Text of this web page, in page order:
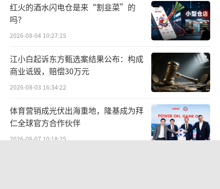
在夏东看来，新加坡健身渗透率是国内的
几倍，各种业态（大型俱乐部、铁馆、瑜伽
馆）并存且繁荣，中国市场完全可以容纳多元
模式，关键是找到用户价值与商业价值的平衡
点。
态，而是成为连接它们的平台——就如Uber连
接出租车、专车、顺风车，乐刻则连接不同定
红火的酒水闪电仓是来“割韭菜”的
吗？
2026-08-04 10:27:15
江小白起诉东方甄选案结果公布：构成
商业诋毁，赔偿30万元
2026-08-03 16:34:22
体育营销成光伏出海重地，隆基成为拜
仁全球官方合作伙伴
2026-08-07 10:18:25